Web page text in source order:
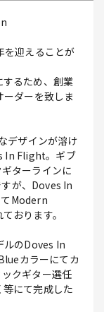
を迎えることが
るため、創業
ダーを致しま
デザインが溶け
In Flight。ギブ
ターラインに
が、Doves In
Modern
おります。
ルのDoves In
カラーにてカ
クギター選任
にて完成した